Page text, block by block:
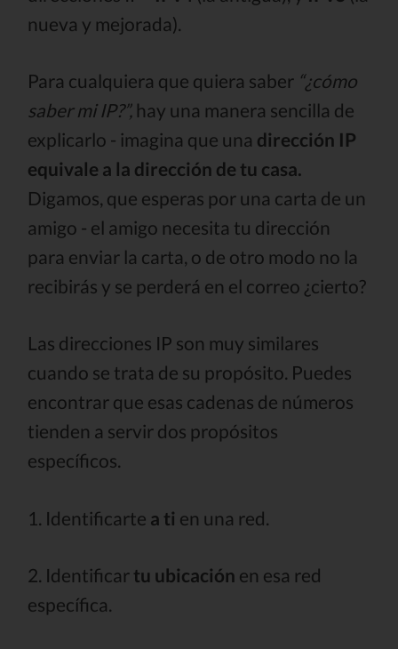
nueva y mejorada).
Para cualquiera que quiera saber “¿cómo
saber mi IP?”, hay una manera sencilla de
explicarlo - imagina que una dirección IP
equivale a la dirección de tu casa.
Digamos, que esperas por una carta de un
amigo - el amigo necesita tu dirección
para enviar la carta, o de otro modo no la
recibirás y se perderá en el correo ¿cierto?
Las direcciones IP son muy similares
cuando se trata de su propósito. Puedes
encontrar que esas cadenas de números
tienden a servir dos propósitos
específicos.
1. Identificarte a ti en una red.
2. Identificar tu ubicación en esa red
específica.